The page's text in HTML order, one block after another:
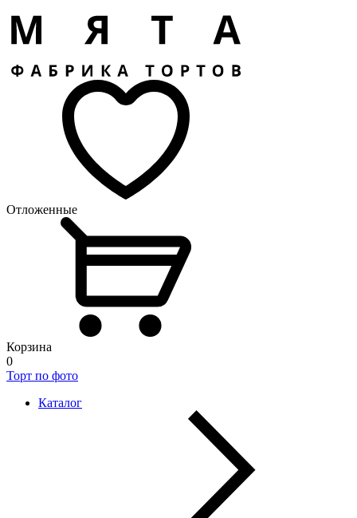
Отложенные
Корзина
0
Торт по фото
Каталог